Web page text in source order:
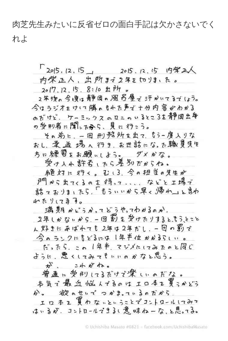
肉芝先生みたいに反省ゼロの面白手記は欠かさないでく
れよ